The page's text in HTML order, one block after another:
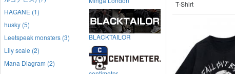
T-Shirt
HAGANE (1)
husky (5)
Leetspeak monsters (3)
Lily scale (2)
Mana Diagram (2)
BLACKTAILOR